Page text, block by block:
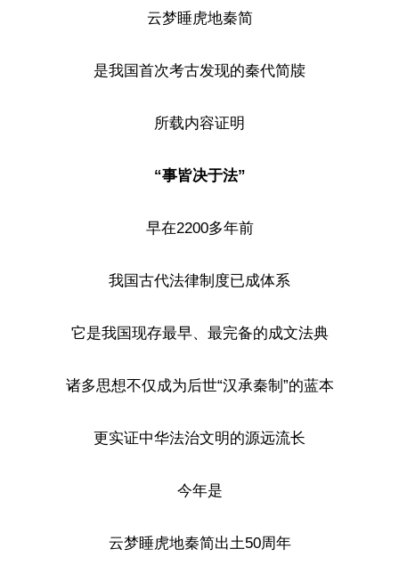
云梦睡虎地秦简
是我国首次考古发现的秦代简牍
所载内容证明
“事皆决于法”
早在2200多年前
我国古代法律制度已成体系
它是我国现存最早、最完备的成文法典
诸多思想不仅成为后世“汉承秦制”的蓝本
更实证中华法治文明的源远流长
今年是
云梦睡虎地秦简出土50周年